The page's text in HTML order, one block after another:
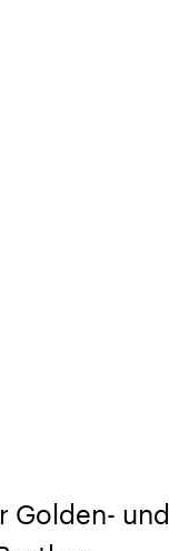
Golden- und